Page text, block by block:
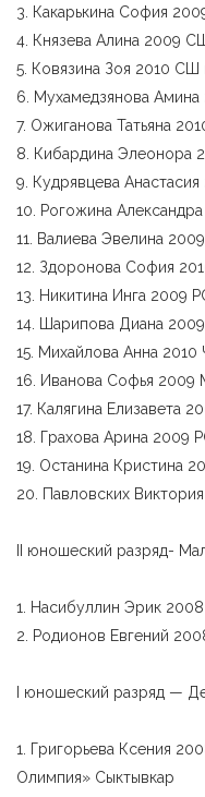
3. Какарькина София
4. Князева Алина 2009
5. Ковязина Зоя 2010
6. Мухамедзянова
7. Ожиганова Татьяна
8. Кибардина
9. Кудрявцева
10. Рогожина
11. Валиева Эвелина
12. Здоронова София
13. Никитина Инга
14. Шарипова Диана
15. Михайлова Анна
16. Иванова Софья
17. Калягина Елизавета
18. Грахова Арина
19. Останина
20. Павловских
II юношеский разряд-
1. Насибуллин Эрик
2. Родионов Евгений
I юношеский разряд —
1. Григорьева Ксения
Олимпия» Сыктывкар